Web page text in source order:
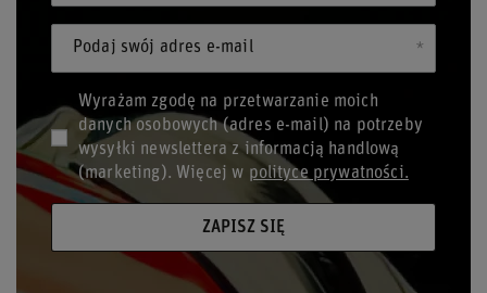
Podaj swój adres e-mail
Wyrażam zgodę na przetwarzanie moich
danych osobowych (adres e-mail) na potrzeby
wysyłki newslettera z informacją handlową
(marketing). Więcej w polityce prywatności.
ZAPISZ SIĘ